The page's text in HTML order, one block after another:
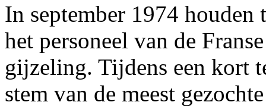
In september 1974 houden
het personeel van de
gijzeling. Tijdens een kort
stem van de meest